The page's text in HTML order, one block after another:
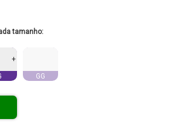
tamanho:
+
GG